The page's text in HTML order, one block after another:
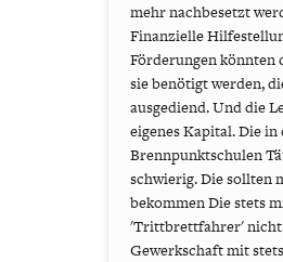
mehr nachbesetzt
Finanzielle
Förderungen könnten
sie benötigt werden,
ausgediend. Und die
eigenes Kapital. Die in
Brennpunktschulen
schwierig. Die sollten
bekommen Die stets
'Trittbrettfahrer'
Gewerkschaft mit